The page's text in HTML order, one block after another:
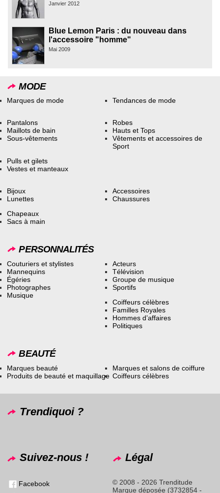
Janvier 2012
Blue Lemon Paris : du nouveau dans
l'accessoire "homme"
Mai 2009
MODE
Marques de mode Tendances de mode
Pantalons
Maillots de bain
Sous-vêtements
Robes
Hauts et Tops
Vêtements et accessoires de
Sport
Pulls et gilets
Vestes et manteaux
Bijoux
Lunettes
Accessoires
Chaussures
Chapeaux
Sacs à main
PERSONNALITÉS
Couturiers et stylistes
Mannequins
Égéries
Photographes
Musique
Acteurs
Télévision
Groupe de musique
Sportifs
Coiffeurs célèbres
Familles Royales
Hommes d’affaires
Politiques
BEAUTÉ
Marques beauté
Produits de beauté et maquillage
Marques et salons de coiffure
Coiffeurs célèbres
Trendiquoi ?
Suivez-nous !
Facebook
Légal
© 2008 - 2026 Trenditude
Marque déposée (3732854 -